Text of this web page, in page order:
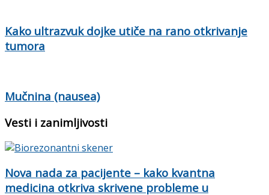
Kako ultrazvuk dojke utiče na rano otkrivanje
tumora
Mučnina (nausea)
Vesti i zanimljivosti
Nova nada za pacijente – kako kvantna
medicina otkriva skrivene probleme u